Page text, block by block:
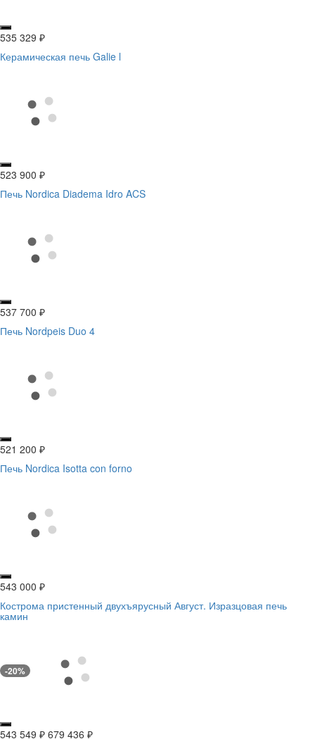
535 329 ₽
Керамическая печь Galie l
523 900 ₽
Печь Nordica Diadema Idro ACS
537 700 ₽
Печь Nordpeis Duo 4
521 200 ₽
Печь Nordica Isotta con forno
543 000 ₽
Кострома пристенный двухъярусный Август. Изразцовая печь
камин
-20%
543 549 ₽ 679 436 ₽